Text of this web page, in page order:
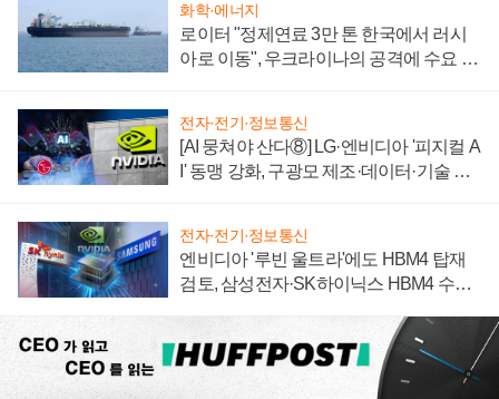
화학·에너지
로이터 "정제연료 3만 톤 한국에서 러시
아로 이동", 우크라이나의 공격에 수요 늘
전자·전기·정보통신
[AI 뭉쳐야 산다⑧] LG·엔비디아 '피지컬 A
I' 동맹 강화, 구광모 제조·데이터·기술 결
전자·전기·정보통신
엔비디아 '루빈 울트라'에도 HBM4 탑재
검토, 삼성전자·SK하이닉스 HBM4 수율